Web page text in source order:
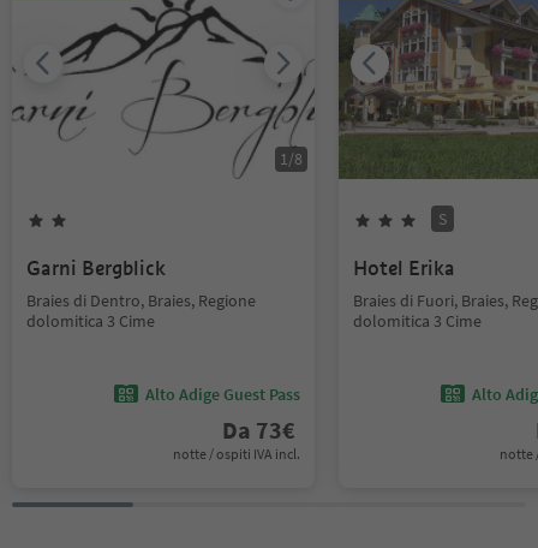
1/8
Garni Bergblick
Braies di Dentro, Braies, Regione
dolomitica 3 Cime
Alto Adige Guest Pass
Da 73€
notte / ospiti IVA incl.
S
Hotel Erika
Braies di Fuori, Braies,
dolomitica 3 Cime
Alto
notte